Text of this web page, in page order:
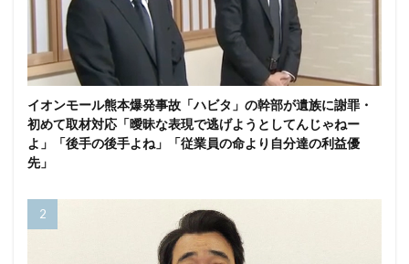
イオンモール熊本爆発事故「ハビタ」の幹部が遺族に謝罪・
初めて取材対応「曖昧な表現で逃げようとしてんじゃねー
よ」「後手の後手よね」「従業員の命より自分達の利益優
先」